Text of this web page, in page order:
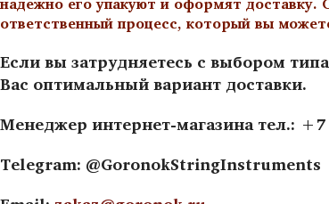
ответственный процесс, который вы
Если вы затрудняетесь с выбором
Вас оптимальный вариант доставки.
Менеджер интернет-магазина тел.:
Telegram: @GoronokStringInstruments